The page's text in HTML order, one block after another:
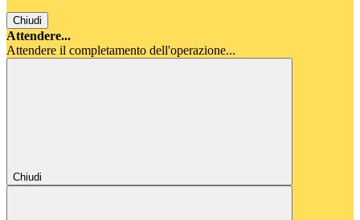
Chiudi
Attendere...
Attendere il completamento dell'operazione...
Chiudi